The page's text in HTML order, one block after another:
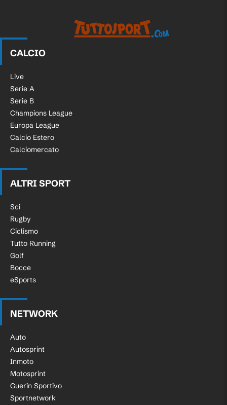
CALCIO
Live
Serie A
Serie B
Champions League
Europa League
Calcio Estero
Calciomercato
ALTRI SPORT
Sci
Rugby
Ciclismo
Tutto Running
Golf
Bocce
eSports
NETWORK
Auto
Autosprint
Inmoto
Motosprint
Guerin Sportivo
Sportnetwork